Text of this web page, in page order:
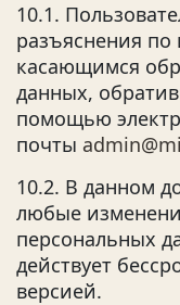
10.1.
разъяснения
касающимся
данных,
помощью
почты
10.2. В данном
любые
персональных
действует
версией.